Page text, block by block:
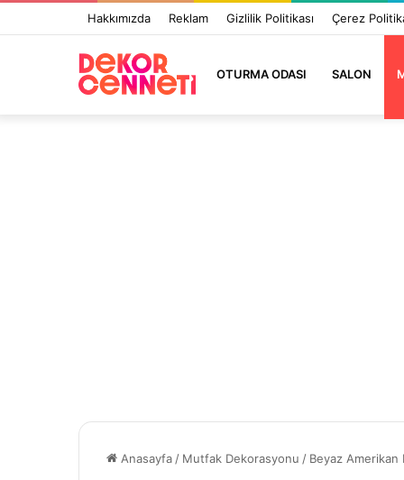
Hakkımızda Reklam Gizlilik Politikası Çerez
OTURMA ODASI SALON
Anasayfa / Mutfak Dekorasyonu / Beyaz